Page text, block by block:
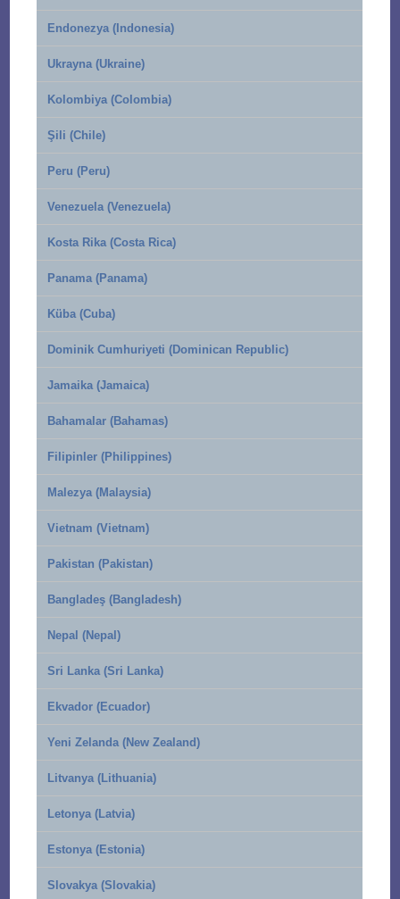
Endonezya (Indonesia)
Ukrayna (Ukraine)
Kolombiya (Colombia)
Şili (Chile)
Peru (Peru)
Venezuela (Venezuela)
Kosta Rika (Costa Rica)
Panama (Panama)
Küba (Cuba)
Dominik Cumhuriyeti (Dominican Republic)
Jamaika (Jamaica)
Bahamalar (Bahamas)
Filipinler (Philippines)
Malezya (Malaysia)
Vietnam (Vietnam)
Pakistan (Pakistan)
Bangladeş (Bangladesh)
Nepal (Nepal)
Sri Lanka (Sri Lanka)
Ekvador (Ecuador)
Yeni Zelanda (New Zealand)
Litvanya (Lithuania)
Letonya (Latvia)
Estonya (Estonia)
Slovakya (Slovakia)